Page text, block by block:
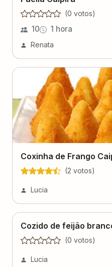
(0 votos)
10 1 hora
Renata
Coxinha de Frango
(2 votos)
Lucia
Cozido de feijão
(0 votos)
Lucia